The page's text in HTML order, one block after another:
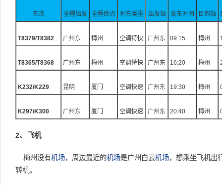
车次 全程始发 全程终点 列车类型 出发站 发车时间 目的站
T8379/T8382 广州东 梅州 空调特快 广州东 09:15 梅州
T8365/T8368 广州东 梅州 空调特快 广州东 16:20 梅州
K232/K229 昆明 厦门 空调快速 广州东 19:30 梅州
K297/K300 广州东 厦门 空调快速 广州东 20:40 梅州
2、 飞机
梅州没有机场，周边最近的机场是广州白云机场，想乘坐飞机出
转机。